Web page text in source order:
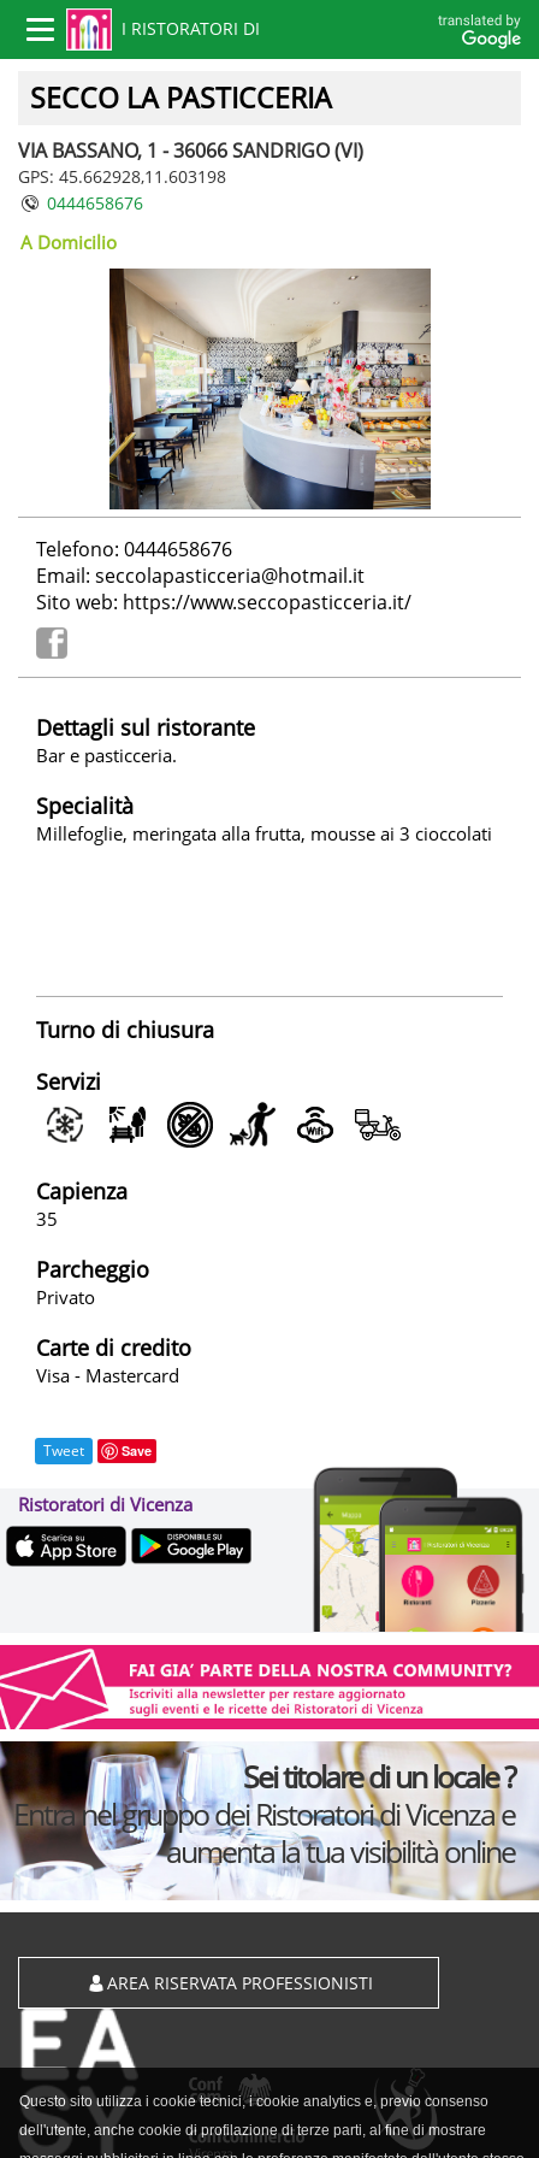
Questo sito utilizza i cookie tecnici, i cookie analytics e, previo consenso
dell'utente, anche cookie di profilazione di terze parti, al fine di mostrare
I RISTORATORI DI
VICENZA
Toggle
navigation
SECCO LA PASTICCERIA
VIA BASSANO, 1 - 36066 SANDRIGO (VI)
GPS: 45.662928,11.603198
0444658676
A Domicilio
Telefono: 0444658676
Email: seccolapasticceria@hotmail.it
Sito web: https://www.seccopasticceria.it/
Dettagli sul ristorante
Bar e pasticceria.
Specialità
Millefoglie, meringata alla frutta, mousse ai 3 cioccolati
Turno di chiusura
Servizi
Capienza
35
Parcheggio
Privato
Carte di credito
Visa - Mastercard
Tweet Save
Ristoratori di Vicenza
Sei titolare di un locale ?
Entra nel gruppo dei Ristoratori di Vicenza e
aumenta la tua visibilità online
AREA RISERVATA PROFESSIONISTI